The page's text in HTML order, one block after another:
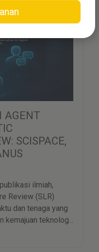
AGENT
SCISPACE,
ilmiah,
Review (SLR)
dan tenaga yang
kemajuan teknolog...